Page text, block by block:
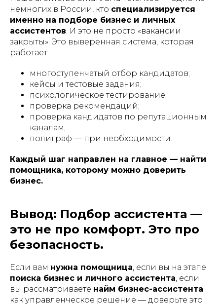
немногих в России, кто специализируется
именно на подборе бизнес и личных
ассистентов. И это не просто «вакансии
закрыты». Это выверенная система, которая
работает:
многоступенчатый отбор кандидатов;
кейсы и тестовые задания;
психологическое тестирование;
проверка рекомендаций;
проверка кандидатов по репутационным
каналам;
полиграф — при необходимости.
Каждый шаг направлен на главное — найти
помощника, которому можно доверить
бизнес.
Вывод: Подбор ассистента —
это не про комфорт. Это про
безопасность.
Если вам нужна помощница, если вы на этапе
поиска бизнес и личного ассистента, если
вы рассматриваете найм бизнес-ассистента
как управленческое решение — доверьте это